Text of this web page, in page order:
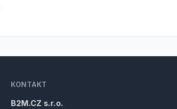
KONTAKT
B2M.CZ s.r.o.